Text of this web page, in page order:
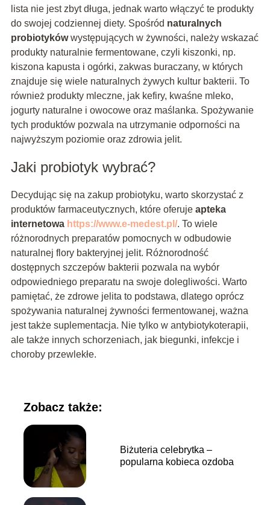
lista nie jest zbyt długa, jednak warto włączyć te produkty
do swojej codziennej diety. Spośród naturalnych
probiotykówwystępujących w żywności, należy wskazać
produkty naturalnie fermentowane, czyli kiszonki, np.
kiszona kapusta i ogórki, zakwas buraczany, w których
znajduje się wiele naturalnych żywych kultur bakterii. To
również produkty mleczne, jak kefiry, kwaśne mleko,
jogurty naturalne i owocowe oraz maślanka. Spożywanie
tych produktów pozwala na utrzymanie odporności na
najwyższym poziomie oraz zdrowia jelit.
Jaki probiotyk wybrać?
Decydując się na zakup probiotyku, warto skorzystać z
produktów farmaceutycznych, które oferuje apteka
internetowa https://www.e-medest.pl/. To wiele
różnorodnych preparatów pomocnych w odbudowie
naturalnej flory bakteryjnej jelit. Różnorodność
dostępnych szczepów bakterii pozwala na wybór
odpowiedniego preparatu na swoje dolegliwości. Warto
pamiętać, że zdrowe jelita to podstawa, dlatego oprócz
spożywania naturalnej żywności fermentowanej, ważna
jest także suplementacja. Nie tylko w antybiotykoterapii,
ale także innych schorzeniach, jak biegunki, infekcje i
choroby przewlekłe.
Zobacz także:
Biżuteria celebrytka –
popularna kobieca ozdoba